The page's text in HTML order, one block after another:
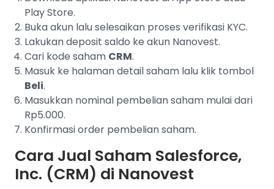
Play Store.
Buka akun lalu selesaikan proses verifikasi KYC.
Lakukan deposit saldo ke akun Nanovest.
Cari kode saham CRM.
Masuk ke halaman detail saham lalu klik tombol
Beli.
Masukkan nominal pembelian saham mulai dari
Rp5.000.
Konfirmasi order pembelian saham.
Cara Jual Saham Salesforce,
Inc. (CRM) di Nanovest